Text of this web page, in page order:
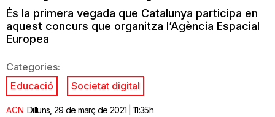
És la primera vegada que Catalunya participa en
aquest concurs que organitza l’Agència Espacial
Europea
Categories:
Educació
Societat digital
ACN Dilluns, 29 de març de 2021 | 11:35h